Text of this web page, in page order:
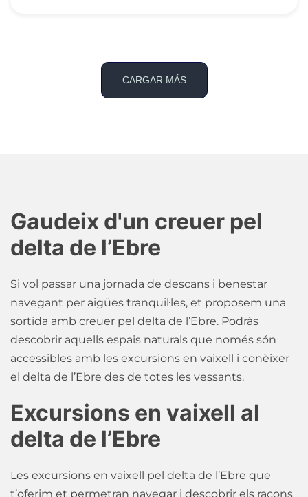
CARGAR MÁS
Gaudeix d'un creuer pel
delta de l’Ebre
Si vol passar una jornada de descans i benestar
navegant per aigües tranquil·les, et proposem una
sortida amb creuer pel delta de l’Ebre. Podràs
descobrir aquells espais naturals que només són
accessibles amb les excursions en vaixell i conèixer
el delta de l’Ebre des de totes les vessants.
Excursions en vaixell al
delta de l’Ebre
Les excursions en vaixell pel delta de l’Ebre que
t’oferim et permetran navegar i descobrir els racons